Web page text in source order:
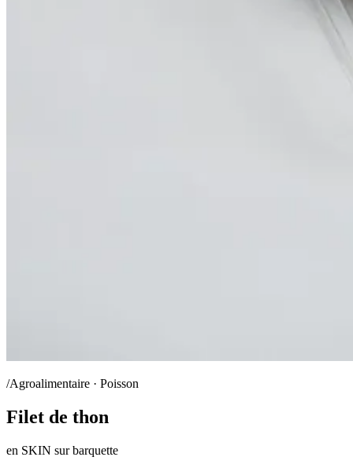
/Agroalimentaire · Poisson
Filet de thon
en SKIN sur barquette